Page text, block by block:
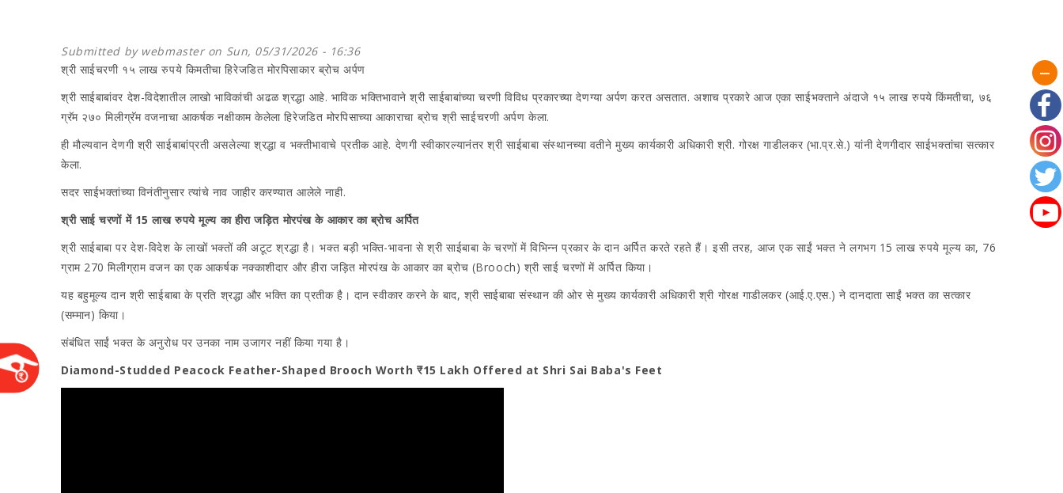
Submitted by webmasteron Sun, 05/31/2026 - 16:36
श्री साईचरणी १५ लाख रुपये किमतीचा हिरेजडित मोरपिसाकार ब्रोच अर्पण
श्री साईबाबांवर देश-विदेशातील लाखो भाविकांची अढळ श्रद्धा आहे. भाविक भक्तिभावाने श्री साईबाबांच्या चरणी विविध प्रकारच्या देणग्या अर्पण करत असतात. अशाच प्रकारे आज एका साईभक्ताने अंदाजे १५ लाख रुपये किंमतीचा, ७६
ग्रॅम २७० मिलीग्रॅम वजनाचा आकर्षक नक्षीकाम केलेला हिरेजडित मोरपिसाच्या आकाराचा ब्रोच श्री साईचरणी अर्पण केला.
ही मौल्यवान देणगी श्री साईबाबांप्रती असलेल्या श्रद्धा व भक्तीभावाचे प्रतीक आहे. देणगी स्वीकारल्यानंतर श्री साईबाबा संस्थानच्या वतीने मुख्य कार्यकारी अधिकारी श्री. गोरक्ष गाडीलकर (भा.प्र.से.) यांनी देणगीदार साईभक्तांचा सत्कार
केला.
सदर साईभक्तांच्या विनंतीनुसार त्यांचे नाव जाहीर करण्यात आलेले नाही.
श्री साई चरणों में 15 लाख रुपये मूल्य का हीरा जड़ित मोरपंख के आकार का ब्रोच अर्पित
​श्री साईबाबा पर देश-विदेश के लाखों भक्तों की अटूट श्रद्धा है। भक्त बड़ी भक्ति-भावना से श्री साईबाबा के चरणों में विभिन्न प्रकार के दान अर्पित करते रहते हैं। इसी तरह, आज एक साईं भक्त ने लगभग 15 लाख रुपये मूल्य का, 76
ग्राम 270 मिलीग्राम वजन का एक आकर्षक नक्काशीदार और हीरा जड़ित मोरपंख के आकार का ब्रोच (Brooch) श्री साई चरणों में अर्पित किया।
​यह बहुमूल्य दान श्री साईबाबा के प्रति श्रद्धा और भक्ति का प्रतीक है। दान स्वीकार करने के बाद, श्री साईबाबा संस्थान की ओर से मुख्य कार्यकारी अधिकारी श्री गोरक्ष गाडीलकर (आई.ए.एस.) ने दानदाता साईं भक्त का सत्कार
(सम्मान) किया।
संबंधित साईं भक्त के अनुरोध पर उनका नाम उजागर नहीं किया गया है।
Diamond-Studded Peacock Feather-Shaped Brooch Worth ₹15 Lakh Offered at Shri Sai Baba's Feet